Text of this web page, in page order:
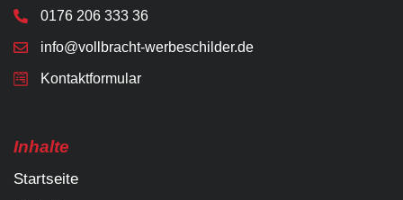
0176 206 333 36
info@vollbracht-werbeschilder.de
Kontaktformular
Inhalte
Startseite